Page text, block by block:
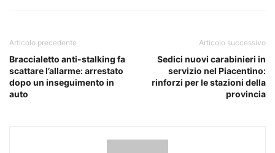
Articolo precedente
Braccialetto anti-stalking fa
scattare l’allarme: arrestato
dopo un inseguimento in
auto
Articolo successivo
Sedici nuovi carabinieri in
servizio nel Piacentino:
rinforzi per le stazioni della
provincia